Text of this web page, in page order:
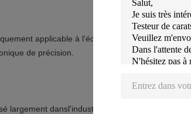
applicable à l'échantillon de métal solide
de précision.
largement dansl'industrie de la bijouterie, le